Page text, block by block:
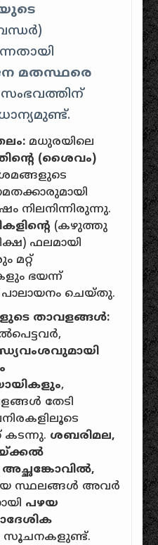
മതസ്ഥരെ
സംഭവത്തിന്
മധുരയിലെ
(ശൈവം)
നിലനിന്നിരുന്നു.
(കഴുത്തു
ഫലമായി
മറ്റ്
ഭയന്ന്
പാലായനം ചെയ്തു.
താവളങ്ങൾ:
,
തേടി
കടന്നു. ശബരിമല,
അച്ഛങ്കോവിൽ,
സ്ഥലങ്ങൾ അവർ
പഴയ
സൂചനകളുണ്ട്.